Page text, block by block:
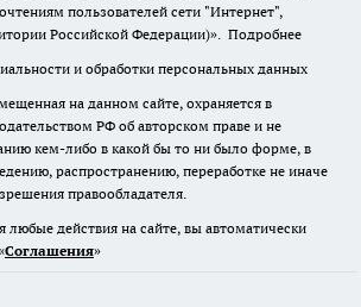
пользователей сети "Интернет",
Российской Федерации)». Подробнее
и обработки персональных данных
на данном сайте, охраняется в
РФ об авторском праве и не
кем-либо в какой бы то ни было форме, в
распространению, переработке не иначе
правообладателя.
любые действия на сайте, вы автоматически
Cоглашения»